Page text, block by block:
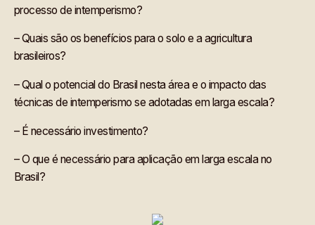
processo de intemperismo?
– Quais são os benefícios para o solo e a agricultura
brasileiros?
– Qual o potencial do Brasil nesta área e o impacto das
técnicas de intemperismo se adotadas em larga escala?
– É necessário investimento?
– O que é necessário para aplicação em larga escala no
Brasil?